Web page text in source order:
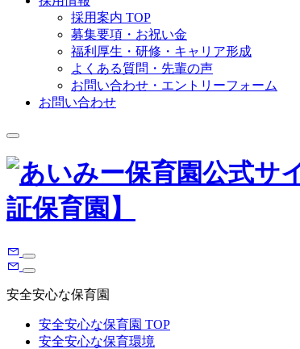
採用案内 TOP
募集要項・お祝い金
福利厚生・研修・キャリア形成
よくある質問・先輩の声
お問い合わせ・エントリーフォーム
お問い合わせ
安全安心な保育園
安全安心な保育園 TOP
安全安心な保育環境